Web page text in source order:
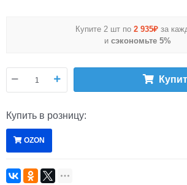
Купите 2 шт по 2 935₽ за
исэкономьте 5%
Купить в розницу:
OZON